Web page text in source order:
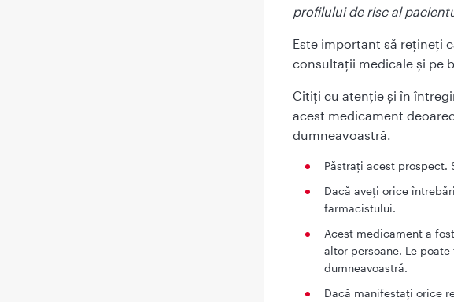
profilului de risc al
Este important să reţineţi
consultaţii medicale şi pe
Citiţi cu atenţie şi în
acest medicament
dumneavoastră.
Păstraţi acest prospect.
Dacă aveţi orice
farmacistului.
Acest medicament a
altor persoane. Le
dumneavoastră.
Dacă manifestaţi orice